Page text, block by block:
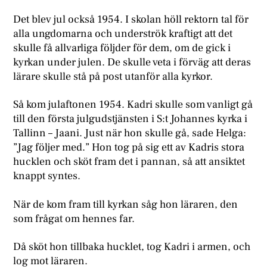
Det blev jul också 1954. I skolan höll rektorn tal för
alla ungdomarna och underströk kraftigt att det
skulle få allvarliga följder för dem, om de gick i
kyrkan under julen. De skulle veta i förväg att deras
lärare skulle stå på post utanför alla kyrkor.
Så kom julaftonen 1954. Kadri skulle som vanligt gå
till den första julgudstjänsten i S:t Johannes kyrka i
Tallinn – Jaani. Just när hon skulle gå, sade Helga:
”Jag följer med.” Hon tog på sig ett av Kadris stora
hucklen och sköt fram det i pannan, så att ansiktet
knappt syntes.
När de kom fram till kyrkan såg hon läraren, den
som frågat om hennes far.
Då sköt hon tillbaka hucklet, tog Kadri i armen, och
log mot läraren.